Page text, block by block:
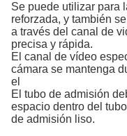
Se puede utilizar para
reforzada, y también
a través del canal de
precisa y rápida.
El canal de vídeo
cámara se mantenga
el
El tubo de admisión
espacio dentro del
de admisión liso.